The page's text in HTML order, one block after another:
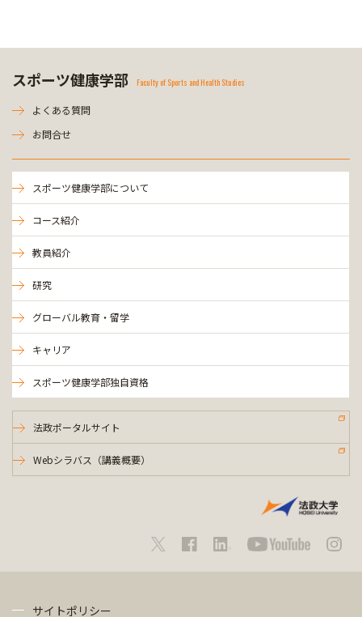
スポーツ健康学部 Faculty of Sports and Health Studies
よくある質問
お問合せ
スポーツ健康学部について
コース紹介
教員紹介
研究
グローバル教育・留学
キャリア
スポーツ健康学部独自資格
法政ポータルサイト
Webシラバス（講義概要）
サイトポリシー